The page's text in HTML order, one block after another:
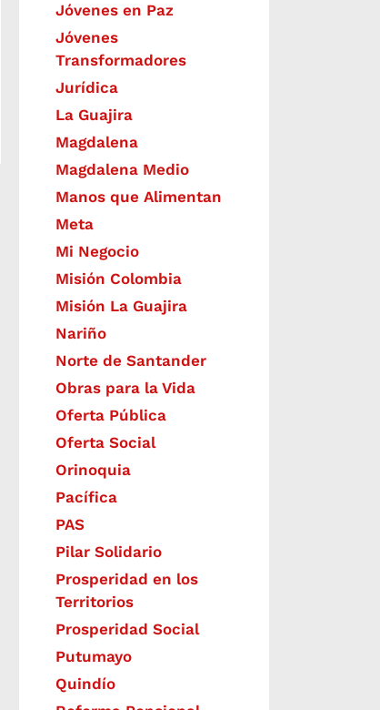
Jóvenes en Paz
Jóvenes
Transformadores
Jurídica
La Guajira
Magdalena
Magdalena Medio
Manos que Alimentan
Meta
Mi Negocio
Misión Colombia
Misión La Guajira
Nariño
Norte de Santander
Obras para la Vida
Oferta Pública
Oferta Social​​
Orinoquia
Pacífica
PAS
Pilar Solidario
Prosperidad en los
Territorios
Prosperidad Social
Putumayo
Quindío